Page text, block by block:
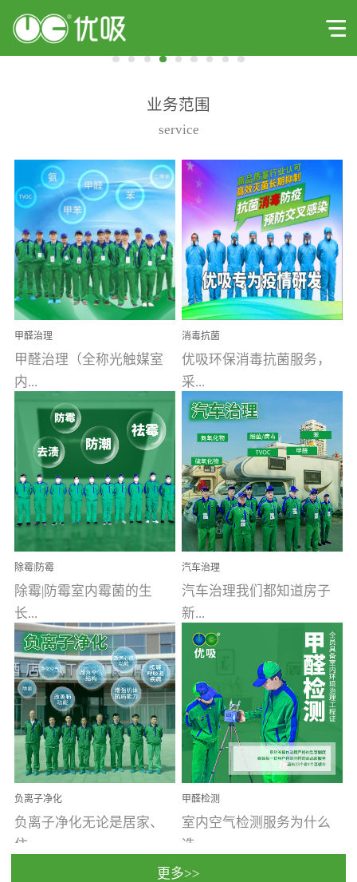
业务范围
service
甲醛治理
甲醛治理（全称光触媒室
内...
空气污染净化治理）工业
文明的进步，创造了多姿
多彩的家居产品和生活情
调，但也带来了以甲醛为
首的室内...
消毒抗菌
优吸环保消毒抗菌服务，
采...
用行业公认奥维牌消毒
液，具备杀死人体冠状病
毒的功效，杀菌率
99.99%。相对于传统消毒
液来说，无...
除霉|防霉
除霉|防霉室内霉菌的生
长...
受温度、湿度、基质养
分、通风四个条件影响，
温暖潮湿、营养物质多、
通风缓慢的空间最易滋生
大量霉菌的...
汽车治理
汽车治理我们都知道房子
新...
装修完会有甲醛，其实汽
车的甲醛超标问题更为严
重。汽车的空间范围小，
配件、皮具、装饰多，这
些都是汽...
负离子净化
负离子净化无论是居家、
住...
甲醛检测
室内空气检测服务为什么
选...
更多>>